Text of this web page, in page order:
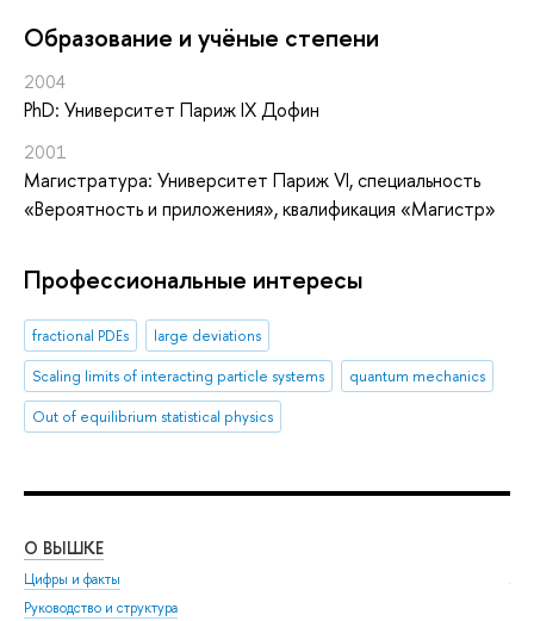
Oбразование и учёные степени
2004
PhD: Университет Париж IX Дофин
2001
Магистратура: Университет Париж VI, специальность
«Вероятность и приложения», квалификация «Магистр»
Профессиональные интересы
fractional PDEs
large deviations
Scaling limits of interacting particle systems
quantum mechanics
Out of equilibrium statistical physics
О ВЫШКЕ
Цифры и факты
Руководство и структура